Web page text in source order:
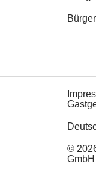
©
GmbH